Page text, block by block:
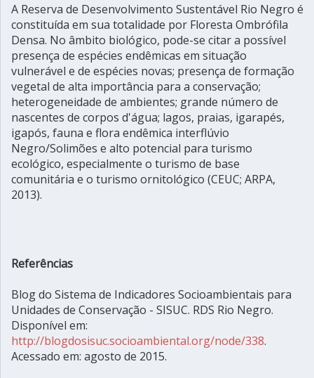
A Reserva de Desenvolvimento Sustentável Rio Negro é
constituída em sua totalidade por Floresta Ombrófila
Densa. No âmbito biológico, pode-se citar a possível
presença de espécies endêmicas em situação
vulnerável e de espécies novas; presença de formação
vegetal de alta importância para a conservação;
heterogeneidade de ambientes; grande número de
nascentes de corpos d'água; lagos, praias, igarapés,
igapós, fauna e flora endêmica interflúvio
Negro/Solimões e alto potencial para turismo
ecológico, especialmente o turismo de base
comunitária e o turismo ornitológico (CEUC; ARPA,
2013).
Referências
Blog do Sistema de Indicadores Socioambientais para
Unidades de Conservação - SISUC. RDS Rio Negro.
Disponível em:
http://blogdosisuc.socioambiental.org/node/338.
Acessado em: agosto de 2015.